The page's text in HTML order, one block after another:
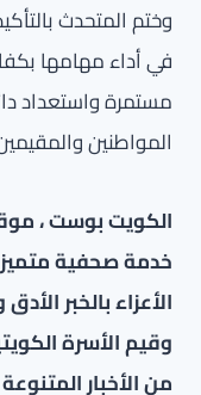
وختم المتحدث
في أداء مهامها
مستمرة واستعداد
المواطنين
الكويت بوست ،
خدمة صحفية
الأعزاء بالخبر
وقيم الأسرة
من الأخبار